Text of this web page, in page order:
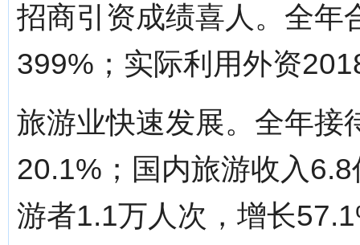
招商引资成绩喜人。全年
399%；实际利用外资
旅游业快速发展。全年接
20.1%；国内旅游收入
游者1.1万人次，增长